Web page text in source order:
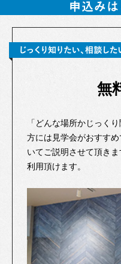
無
「どんな場所かじっく
方には見学会がおすす
いてご説明させて頂き
利用頂けます。